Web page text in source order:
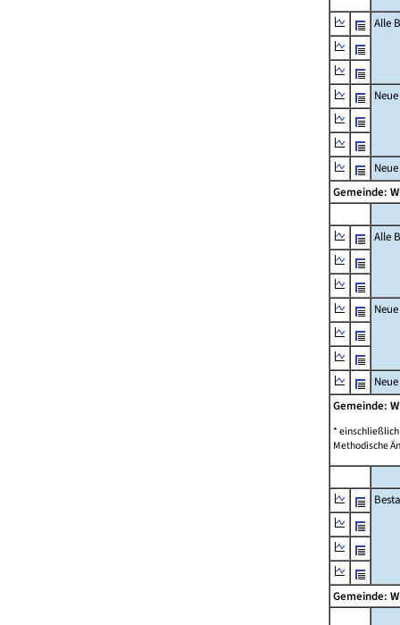
Alle
Gemeinde:
Alle
Gemeinde:
*
Methodische
Gemeinde: